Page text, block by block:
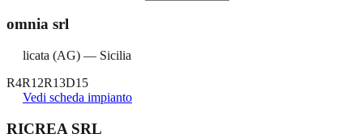
omnia srl
licata (AG) — Sicilia
R4R12R13D15
Vedi scheda impianto
RICREA SRL